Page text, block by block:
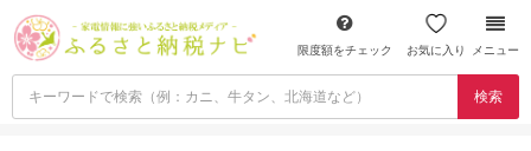
限度額をチェック お気に入り メニュー
検索